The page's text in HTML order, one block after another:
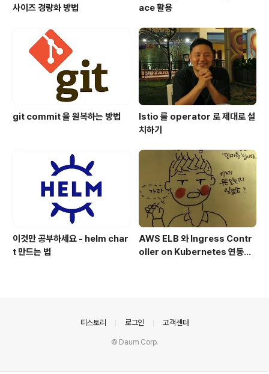
사이즈 경량화 방법
ace 활용
git commit 을 원복하는 방법
Istio 를 operator 로 제대로 설
치하기
이것만 공부하세요 - helm char
t 만드는 법
AWS ELB 와 Ingress Contr
oller on Kubernetes 연동하
티스토리 로그인 고객센터
© Daum Corp.